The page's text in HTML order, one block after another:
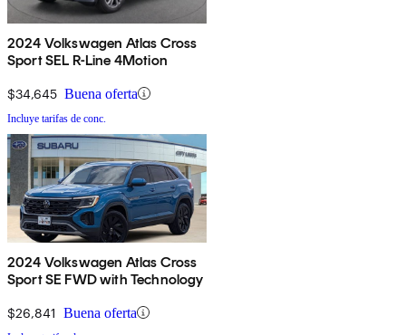
2024 Volkswagen Atlas Cross
Sport SEL R-Line 4Motion
$34,645 Buena oferta
Incluye tarifas de conc.
2024 Volkswagen Atlas Cross
Sport SE FWD with Technology
$26,841 Buena oferta